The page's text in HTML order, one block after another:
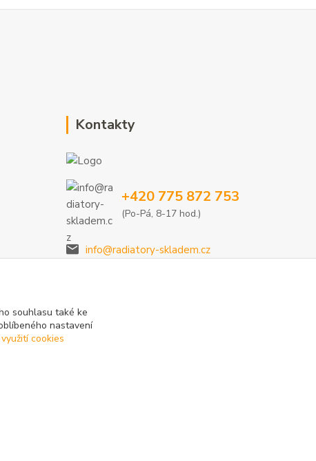
Kontakty
+420 775 872 753
(Po-Pá, 8-17 hod.)
info@radiatory-skladem.cz
souhlasu také ke
nastavení
cookies